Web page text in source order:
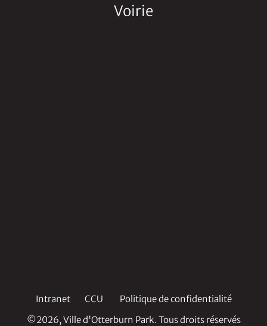
Voirie
Intranet CCU
Politique de confidentialité
©2026, Ville d'Otterburn Park. Tous droits réservés